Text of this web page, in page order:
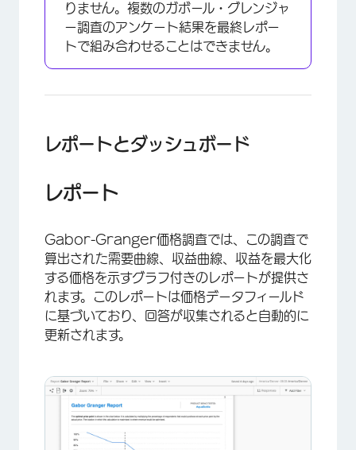
りません。複数のガボール・グレンジャ
ー調査のアンケート結果を最終レポー
トで組み合わせることはできません。
レポートとダッシュボード
レポート
Gabor-Granger価格調査では、この調査で
算出された需要曲線、収益曲線、収益を最大化
する価格を示すグラフ付きのレポートが提供さ
れます。このレポートは価格データフィールド
に基づいており、回答が収集されると自動的に
更新されます。